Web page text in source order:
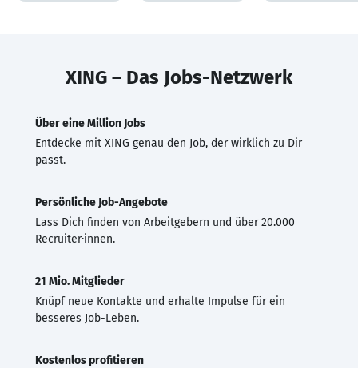
XING – Das Jobs-Netzwerk
Über eine Million Jobs
Entdecke mit XING genau den Job, der wirklich zu Dir
passt.
Persönliche Job-Angebote
Lass Dich finden von Arbeitgebern und über 20.000
Recruiter·innen.
21 Mio. Mitglieder
Knüpf neue Kontakte und erhalte Impulse für ein
besseres Job-Leben.
Kostenlos profitieren